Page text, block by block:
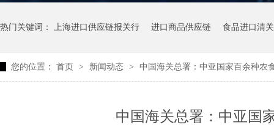
热门关键词： 上海进口供应链报关行 进口商品供应链 食品进口清
您的位置： 首页 > 新闻动态 > 中国海关总署：中亚国家百余种农
中国海关总署：中亚国